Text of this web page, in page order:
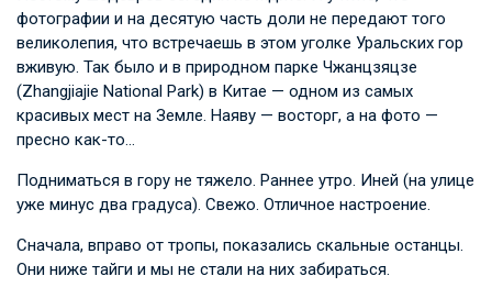
фотографии и на десятую часть доли не передают того
великолепия, что встречаешь в этом уголке Уральских гор
вживую. Так было и в природном парке Чжанцзяцзе
(Zhangjiajie National Park) в Китае — одном из самых
красивых мест на Земле. Наяву — восторг, а на фото —
пресно как-то…
Подниматься в гору не тяжело. Раннее утро. Иней (на улице
уже минус два градуса). Свежо. Отличное настроение.
Сначала, вправо от тропы, показались скальные останцы.
Они ниже тайги и мы не стали на них забираться.